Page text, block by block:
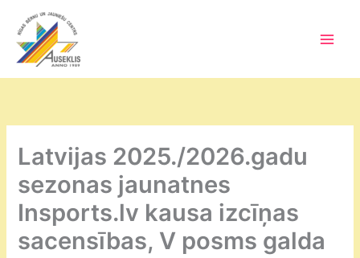
content
Latvijas 2025./2026.gadu
sezonas jaunatnes
Insports.lv kausa izcīņas
sacensības, V posms galda